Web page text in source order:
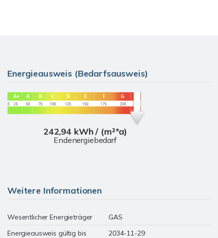
Energieausweis (Bedarfsausweis)
242,94 kWh / (m²*a)
Endenergiebedarf
Weitere Informationen
Wesentlicher Energieträger
GAS
Energieausweis gültig bis
2034-11-29